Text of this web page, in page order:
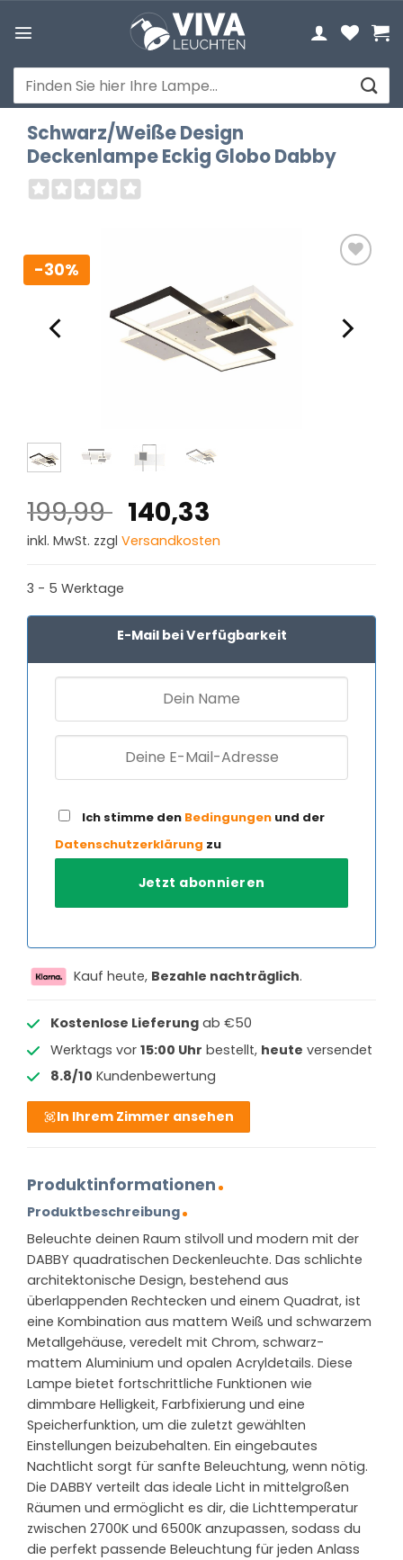
Inhalt
Suchen
nach:
Schwarz/Weiße Design
Deckenlampe Eckig Globo Dabby
-30%
199,99 Ursprünglicher
Preis
140,33
Preis
inkl. MwSt. zzgl Versandkosten
3 - 5 Werktage
E-Mail bei Verfügbarkeit
Ich stimme den Bedingungen und der
Datenschutzerklärung zu
Kauf heute, Bezahle nachträglich.
Kostenlose Lieferungab €50
Werktags vor 15:00 Uhr bestellt, heute versendet
8.8/10 Kundenbewertung
In Ihrem Zimmer ansehen
Produktinformationen
Produktbeschreibung
Beleuchte deinen Raum stilvoll und modern mit der
DABBY quadratischen Deckenleuchte. Das schlichte
architektonische Design, bestehend aus
überlappenden Rechtecken und einem Quadrat, ist
eine Kombination aus mattem Weiß und schwarzem
Metallgehäuse, veredelt mit Chrom, schwarz-
mattem Aluminium und opalen Acryldetails. Diese
Lampe bietet fortschrittliche Funktionen wie
dimmbare Helligkeit, Farbfixierung und eine
Speicherfunktion, um die zuletzt gewählten
Einstellungen beizubehalten. Ein eingebautes
Nachtlicht sorgt für sanfte Beleuchtung, wenn nötig.
Die DABBY verteilt das ideale Licht in mittelgroßen
Räumen und ermöglicht es dir, die Lichttemperatur
zwischen 2700K und 6500K anzupassen, sodass du
die perfekt passende Beleuchtung für jeden Anlass